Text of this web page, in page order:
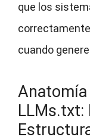
que los
cuando
LLMs.txt: